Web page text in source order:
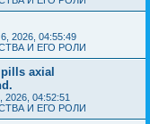
6, 2026, 04:55:49
И ЕГО РОЛИ
axial
2026, 04:52:51
И ЕГО РОЛИ